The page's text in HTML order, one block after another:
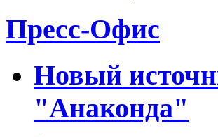
Пресс-Офис
Новый
"Анаконда"